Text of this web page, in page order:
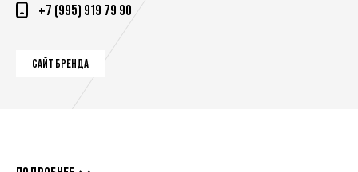
+7 (995) 919 79 90
САЙТ БРЕНДА